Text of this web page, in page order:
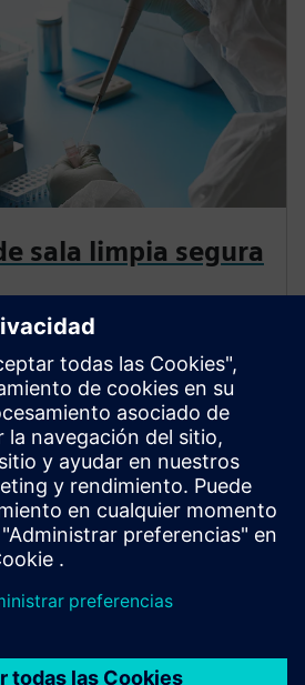
sala limpia segura
precisión. Controle la
con las regulaciones y permita
inteligentes que protejan a las
Nuestras soluciones digitales
personalizados para satisfacer